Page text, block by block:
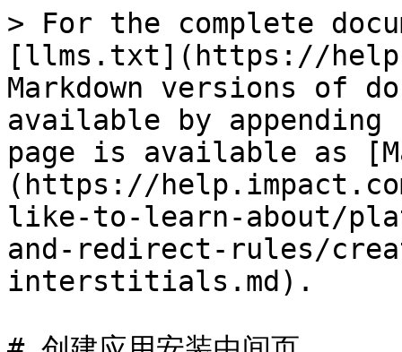
> For the complete
[llms.txt](https://
Markdown versions of
available by
page is available as
(https://
like-to-learn-about/
and-redirect-rules/
interstitials.md).